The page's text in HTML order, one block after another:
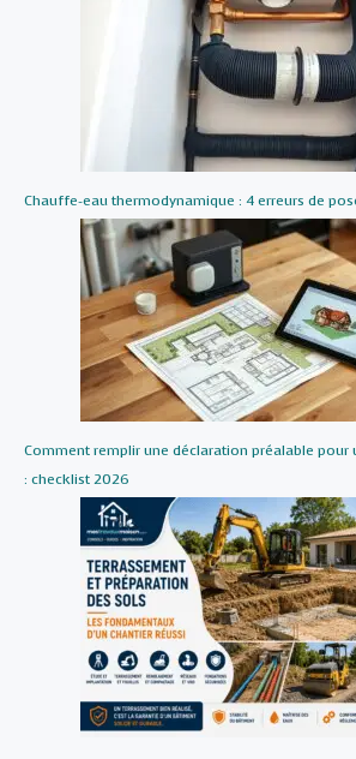
Chauffe-eau thermodynamique : 4 erreurs de
Comment remplir une déclaration préalable pour
: checklist 2026